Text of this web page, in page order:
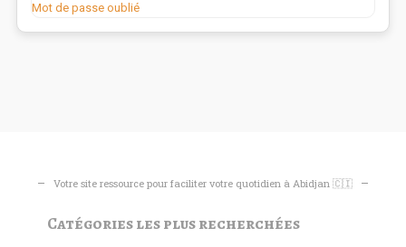
Mot de passe oublié
Votre site ressource pour faciliter votre quotidien à Abidjan 🇨🇮
Catégories les plus recherchées